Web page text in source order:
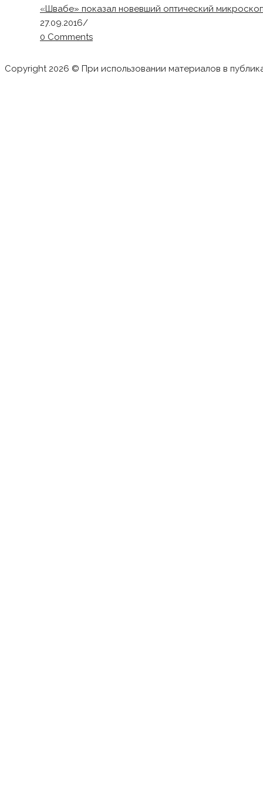
«Швабе» показал новевший оптический
27.09.2016/
0 Comments
Copyright 2026 © При использовании материалов в